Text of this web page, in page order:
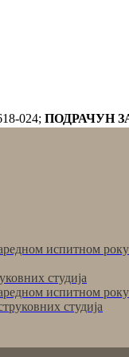
024; ПОДРАЧУН
испитном року
студија
студија
испитном року